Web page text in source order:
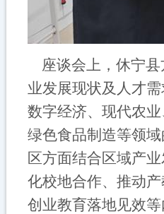
座谈会上，休宁县
业发展现状及人才
数字经济、现代农
绿色食品制造等领
区方面结合区域产
化校地合作、推动
创业教育落地见效